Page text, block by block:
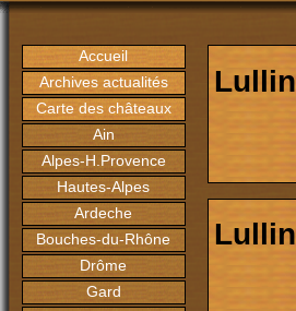
Accueil
Archives actualités
Carte des châteaux
Ain
Alpes-H.Provence
Hautes-Alpes
Ardeche
Bouches-du-Rhône
Drôme
Gard
Lullin
Lullin